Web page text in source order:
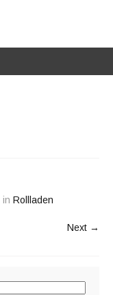
in Rollladen
Next →